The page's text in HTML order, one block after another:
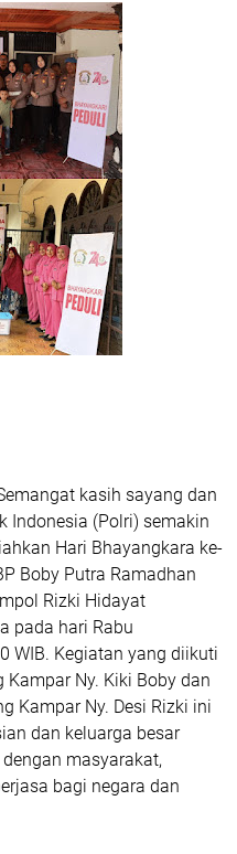
kasih sayang dan
Indonesia (Polri) semakin
Hari Bhayangkara ke-
Boby Putra Ramadhan
Rizki Hidayat
pada hari Rabu
WIB. Kegiatan yang diikuti
Ny. Kiki Boby dan
Kampar Ny. Desi Rizki ini
dan keluarga besar
masyarakat,
bagi negara dan